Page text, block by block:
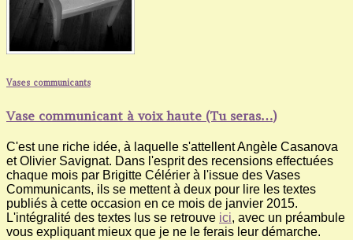
Vases communicants
Vase communicant à voix haute (Tu seras…)
C'est une riche idée, à laquelle s'attellent Angèle Casanova
et Olivier Savignat. Dans l'esprit des recensions effectuées
chaque mois par Brigitte Célérier à l'issue des Vases
Communicants, ils se mettent à deux pour lire les textes
publiés à cette occasion en ce mois de janvier 2015.
L'intégralité des textes lus se retrouve ici, avec un préambule
vous expliquant mieux que je ne le ferais leur démarche.